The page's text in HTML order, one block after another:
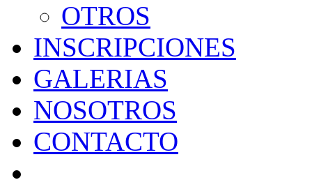
OTROS
INSCRIPCIONES
GALERIAS
NOSOTROS
CONTACTO